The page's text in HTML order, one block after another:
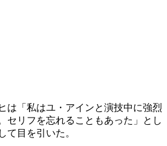
は「私はユ・アインと演技中に強烈
セリフを忘れることもあった」とし
て目を引いた。